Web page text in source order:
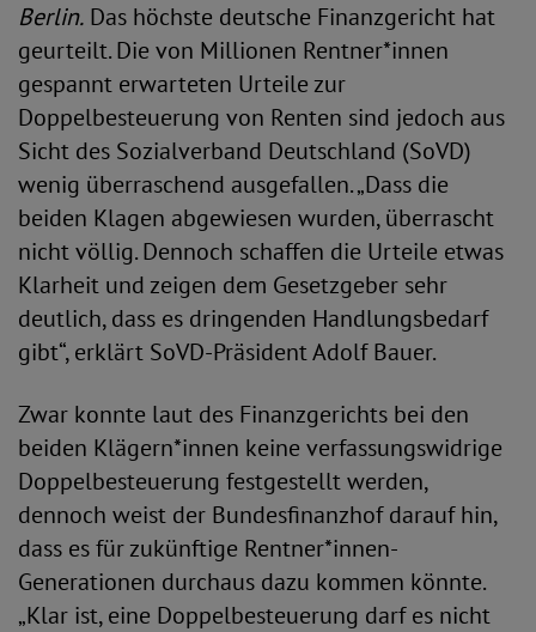
Berlin. Das höchste deutsche Finanzgericht hat
geurteilt. Die von Millionen Rentner*innen
gespannt erwarteten Urteile zur
Doppelbesteuerung von Renten sind jedoch aus
Sicht des Sozialverband Deutschland (SoVD)
wenig überraschend ausgefallen. „Dass die
beiden Klagen abgewiesen wurden, überrascht
nicht völlig. Dennoch schaffen die Urteile etwas
Klarheit und zeigen dem Gesetzgeber sehr
deutlich, dass es dringenden Handlungsbedarf
gibt“, erklärt SoVD-Präsident Adolf Bauer.
Zwar konnte laut des Finanzgerichts bei den
beiden Klägern*innen keine verfassungswidrige
Doppelbesteuerung festgestellt werden,
dennoch weist der Bundesfinanzhof darauf hin,
dass es für zukünftige Rentner*innen-
Generationen durchaus dazu kommen könnte.
„Klar ist, eine Doppelbesteuerung darf es nicht